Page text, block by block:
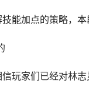
能加点的策略，
玩家们已经对林